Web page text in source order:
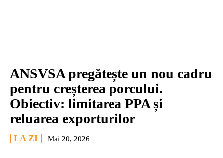
ANSVSA pregătește un nou cadru
pentru creșterea porcului.
Obiectiv: limitarea PPA și
reluarea exporturilor
LA ZI Mai 20, 2026